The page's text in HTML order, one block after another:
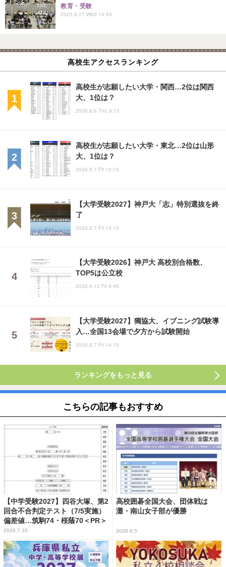
教育・受験
2025.8.27 Wed 10:45
高校生アクセスランキング
高校生が志願したい大学・関西…2位は関西
大、1位は？
2026.8.6 Thu 9:15
高校生が志願したい大学・東北…2位は山形
大、1位は？
2026.8.7 Fri 10:15
【大学受験2027】神戸大「志」特別選抜を終
了
2026.8.7 Fri 13:15
【大学受験2026】神戸大 高校別合格数、
TOP5は公立校
2026.6.12 Fri 9:45
【大学受験2027】獨協大、イブニング試験導
入…全国13会場で夕方から試験開始
2026.8.7 Fri 14:15
ランキングをもっと見る
こちらの記事もおすすめ
【中学受験2027】四谷大塚、第2
回合不合判定テスト（7/5実施）
偏差値…筑駒74・桜蔭70＜PR＞
2026.7.10
高校囲碁全国大会、団体戦は
灘・南山女子部が優勝
2026.8.5